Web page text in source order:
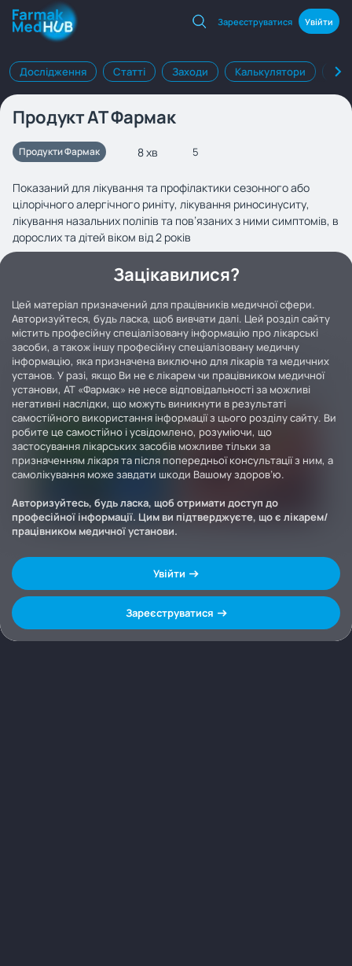
Зареєструватися Увійти
Дослідження Статті Заходи Калькулятори
Продукт АТ Фармак
Продукти Фармак 8 хв 5
Показаний для лікування та профілактики сезонного або
цілорічного алергічного риніту, лікування риносинуситу,
лікування назальних поліпів та пов’язаних з ними симптомів, в
дорослих та дітей віком від 2 років
Зацікавилися?
Цей матеріал призначений для працівників медичної сфери.
Авторизуйтеся, будь ласка, щоб вивчати далі. Цей розділ сайту
містить професійну спеціалізовану інформацію про лікарські
засоби, а також іншу професійну спеціалізовану медичну
інформацію, яка призначена виключно для лікарів та медичних
установ. У разі, якщо Ви не є лікарем чи працівником медичної
установи, АТ «Фармак» не несе відповідальності за можливі
негативні наслідки, що можуть виникнути в результаті
самостійного використання інформації з цього розділу сайту. Ви
робите це самостійно і усвідомлено, розуміючи, що
застосування лікарських засобів можливе тільки за
призначенням лікаря та після попередньої консультації з ним, а
самолікування може завдати шкоди Вашому здоров’ю.
Авторизуйтесь, будь ласка, щоб отримати доступ до
професійної інформації. Цим ви підтверджуєте, що є лікарем/
працівником медичної установи.
Увійти
Зареєструватися